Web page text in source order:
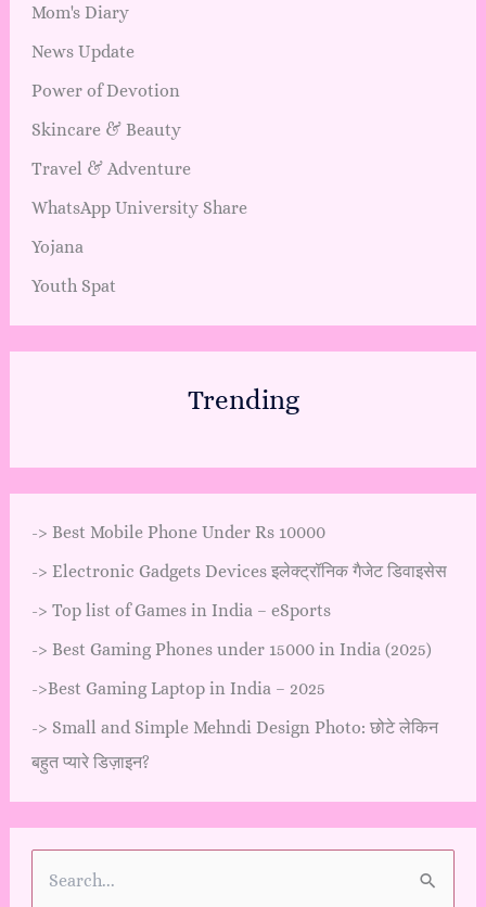
Mom's Diary
News Update
Power of Devotion
Skincare & Beauty
Travel & Adventure
WhatsApp University Share
Yojana
Youth Spat
Trending
-> Best Mobile Phone Under Rs 10000
-> Electronic Gadgets Devices इलेक्ट्रॉनिक गैजेट डिवाइसेस
-> Top list of Games in India – eSports
-> Best Gaming Phones under 15000 in India (2025)
->Best Gaming Laptop in India – 2025
-> Small and Simple Mehndi Design Photo: छोटे लेकिन
बहुत प्यारे डिज़ाइन?